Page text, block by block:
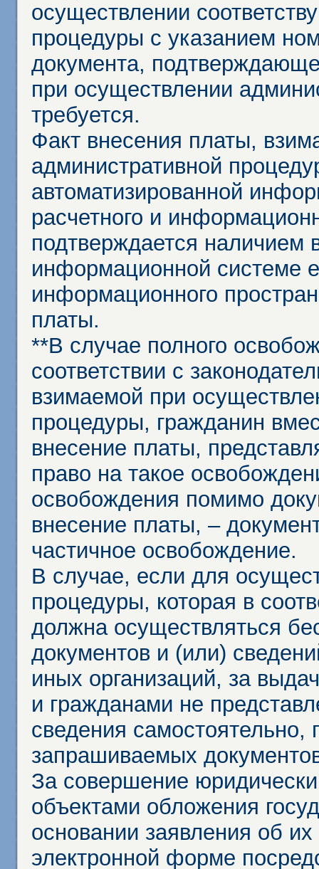
осуществлении
процедуры с указанием
документа,
при осуществлении
требуется.
Факт внесения платы,
административной
автоматизированной
расчетного и
подтверждается наличием
информационной системе
информационного
платы.
**В случае полного
соответствии с
взимаемой при
процедуры, гражданин
внесение платы,
право на такое
освобождения помимо
внесение платы, –
частичное освобождение.
В случае, если для
процедуры, которая в
должна осуществляться
документов и (или)
иных организаций, за
и гражданами не
сведения
запрашиваемых
За совершение
объектами обложения
основании заявления об
электронной форме